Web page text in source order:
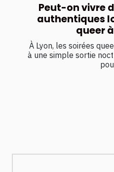
Peut-on vivre
authentiques
queer
À Lyon, les soirées
à une simple sortie